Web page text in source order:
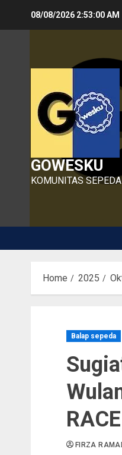
08/08/2026 2:53:01 AM
GOWESKU
KOMUNITAS
Home 2025
Balap sepeda
FIRZA